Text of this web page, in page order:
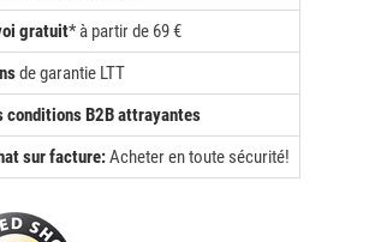
gratuit* à partir de 69 €
de garantie LTT
conditions B2B attrayantes
sur facture:Acheter en toute sécurité!